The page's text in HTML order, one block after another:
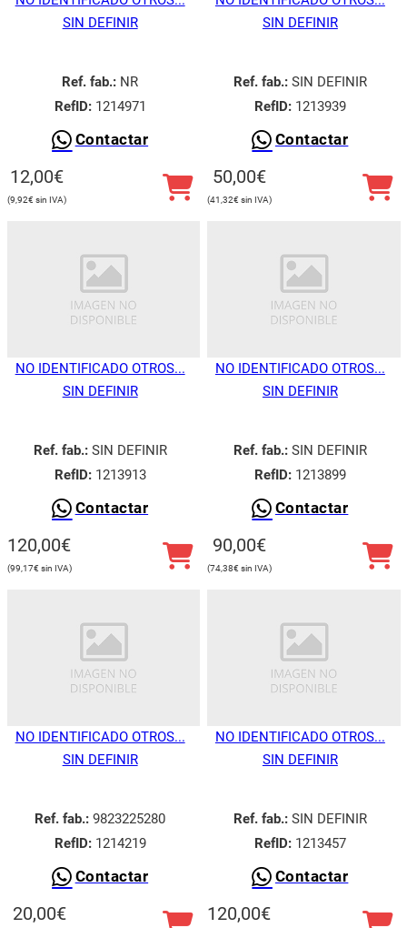
SIN DEFINIR
Ref. fab.: NR
RefID:1214971
Contactar
12,00€
9,92€
SIN DEFINIR
Ref. fab.:SIN DEFINIR
RefID:1213939
Contactar
50,00€
41,32€
NO IDENTIFICADO OTROS...
SIN DEFINIR
Ref. fab.:SIN DEFINIR
RefID:1213913
Contactar
120,00€
99,17€
NO IDENTIFICADO OTROS...
SIN DEFINIR
Ref. fab.:SIN DEFINIR
RefID:1213899
Contactar
90,00€
74,38€
NO IDENTIFICADO OTROS...
SIN DEFINIR
Ref. fab.: 9823225280
RefID:1214219
Contactar
20,00€
NO IDENTIFICADO OTROS...
SIN DEFINIR
Ref. fab.:SIN DEFINIR
RefID:1213457
Contactar
120,00€